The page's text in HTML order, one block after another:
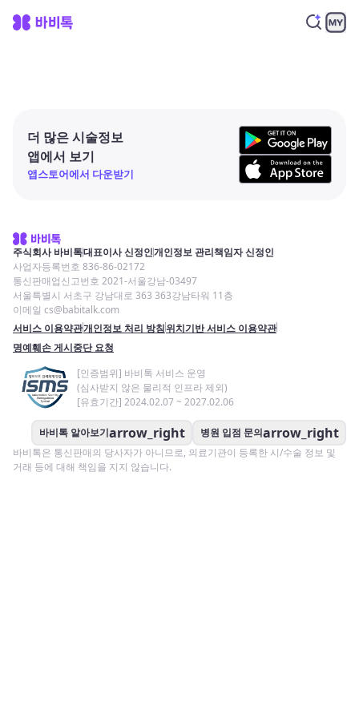
더 많은 시술정보
앱에서 보기
앱스토어에서 다운받기
주식회사 바비톡대표이사 신정인개인정보 관리책임자 신정인
사업자등록번호 836-86-02172
통신판매업신고번호 2021-서울강남-03497
서울특별시 서초구 강남대로 363 363강남타워 11층
이메일 cs@babitalk.com
서비스 이용약관개인정보 처리 방침위치기반 서비스 이용약관
명예훼손 게시중단 요청
[인증범위] 바비톡 서비스 운영
(심사받지 않은 물리적 인프라 제외)
[유효기간] 2024.02.07 ~ 2027.02.06
바비톡 알아보기arrow_right 병원 입점 문의arrow_right
바비톡은 통신판매의 당사자가 아니므로, 의료기관이 등록한 시/수술 정보 및
거래 등에 대해 책임을 지지 않습니다.